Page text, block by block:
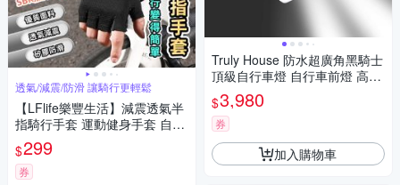
透氣/減震/防滑 讓騎行更輕鬆
【LFlife樂豐生活】減震透氣半
指騎行手套 運動健身手套 自行
車手套 SBR加厚防滑 重訓 登山
戶外
$299
券
Truly House 防水超廣角黑騎士
頂級自行車燈 自行車前燈 高亮
度 鋁合金
$3,980
券
加入購物車